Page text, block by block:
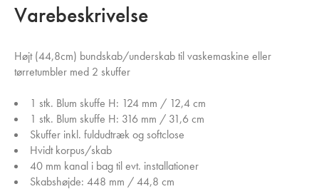
Varebeskrivelse
Højt (44,8cm) bundskab/underskab til vaskemaskine eller
tørretumbler med 2 skuffer
1 stk. Blum skuffe H: 124 mm / 12,4 cm
1 stk. Blum skuffe H: 316 mm / 31,6 cm
Skuffer inkl. fuldudtræk og softclose
Hvidt korpus/skab
40 mm kanal i bag til evt. installationer
Skabshøjde: 448 mm / 44,8 cm